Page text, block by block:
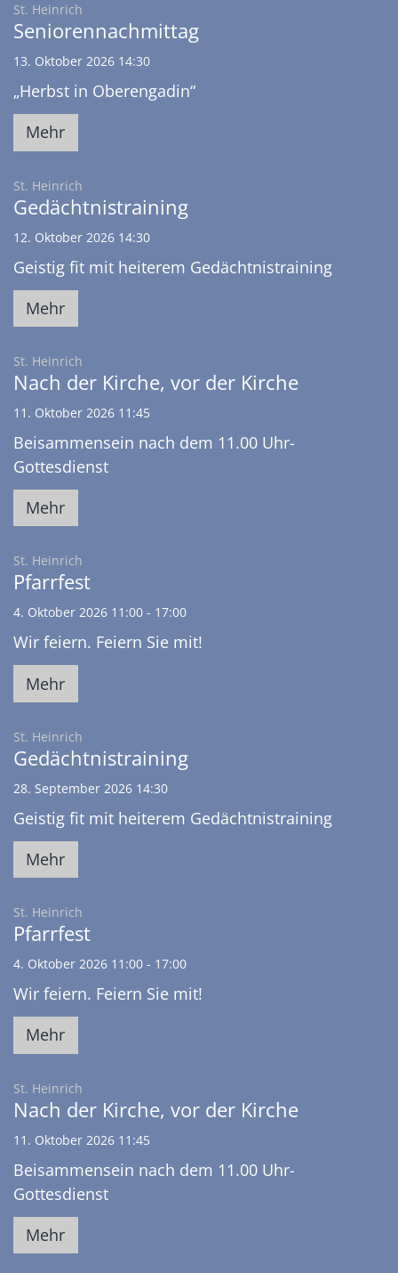
St. Heinrich
Seniorennachmittag
13. Oktober 2026 14:30
„Herbst in Oberengadin“
Mehr
St. Heinrich
Gedächtnistraining
12. Oktober 2026 14:30
Geistig fit mit heiterem Gedächtnistraining
Mehr
St. Heinrich
Nach der Kirche, vor der Kirche
11. Oktober 2026 11:45
Beisammensein nach dem 11.00 Uhr-
Gottesdienst
Mehr
St. Heinrich
Pfarrfest
4. Oktober 2026 11:00 - 17:00
Wir feiern. Feiern Sie mit!
Mehr
St. Heinrich
Gedächtnistraining
28. September 2026 14:30
Geistig fit mit heiterem Gedächtnistraining
Mehr
St. Heinrich
Pfarrfest
4. Oktober 2026 11:00 - 17:00
Wir feiern. Feiern Sie mit!
Mehr
St. Heinrich
Nach der Kirche, vor der Kirche
11. Oktober 2026 11:45
Beisammensein nach dem 11.00 Uhr-
Gottesdienst
Mehr